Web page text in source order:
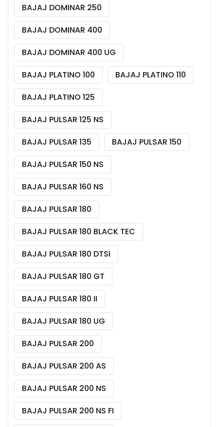
BAJAJ DOMINAR 250
BAJAJ DOMINAR 400
BAJAJ DOMINAR 400 UG
BAJAJ PLATINO 100
BAJAJ PLATINO 110
BAJAJ PLATINO 125
BAJAJ PULSAR 125 NS
BAJAJ PULSAR 135
BAJAJ PULSAR 150
BAJAJ PULSAR 150 NS
BAJAJ PULSAR 160 NS
BAJAJ PULSAR 180
BAJAJ PULSAR 180 BLACK TEC
BAJAJ PULSAR 180 DTSI
BAJAJ PULSAR 180 GT
BAJAJ PULSAR 180 II
BAJAJ PULSAR 180 UG
BAJAJ PULSAR 200
BAJAJ PULSAR 200 AS
BAJAJ PULSAR 200 NS
BAJAJ PULSAR 200 NS FI